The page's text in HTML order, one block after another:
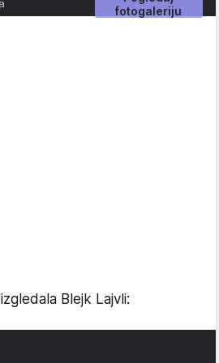
fotogaleriju
Blejk Lajvli: